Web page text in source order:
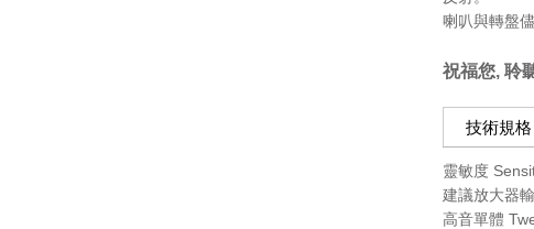
喇叭與轉盤
祝福您, 聆
技術規格
靈敏度
建議放大器
高音單體